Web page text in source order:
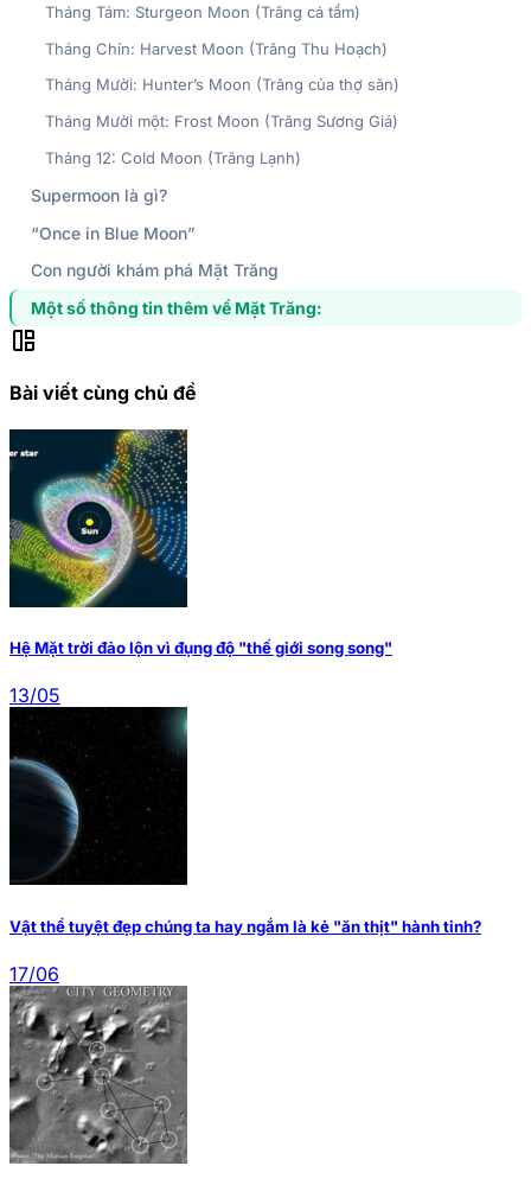
Tháng Tám: Sturgeon Moon (Trăng cá tầm)
Tháng Chín: Harvest Moon (Trăng Thu Hoạch)
Tháng Mười: Hunter’s Moon (Trăng của thợ săn)
Tháng Mười một: Frost Moon (Trăng Sương Giá)
Tháng 12: Cold Moon (Trăng Lạnh)
Supermoon là gì?
“Once in Blue Moon”
Con người khám phá Mặt Trăng
Một số thông tin thêm về Mặt Trăng:
auto_awesome_mosaic
Bài viết cùng chủ đề
Hệ Mặt trời đảo lộn vì đụng độ "thế giới song song"
13/05
Vật thể tuyệt đẹp chúng ta hay ngắm là kẻ "ăn thịt" hành tinh?
17/06